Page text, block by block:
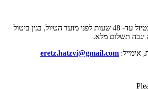
ניתן לבטל השתתפות בטיול עד- 48 שעות לפני מועד הטיול, בגין ביטול
יגבה תשלום מלא.
אימייל: eretz.hatzvi@gmail.com